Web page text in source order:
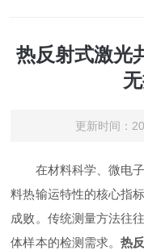
热反射式激光
更新时间：
在材料科学、微电子
料热输运特性的核心指
成败。传统测量方法往
体样本的检测需求。 热